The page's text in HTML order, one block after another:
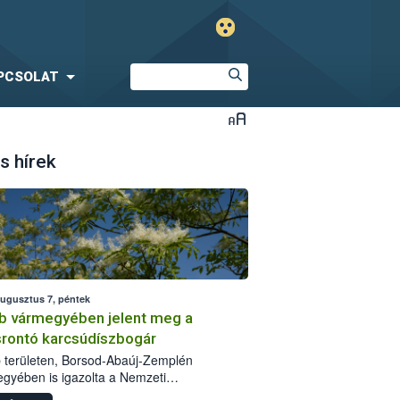
hírek
7, péntek
vármegyében jelent meg a
karcsúdíszbogár
területen, Borsod-Abaúj-Zemplén
is igazolta a Nemzeti
biztonsági Hivatal (Nébih) a